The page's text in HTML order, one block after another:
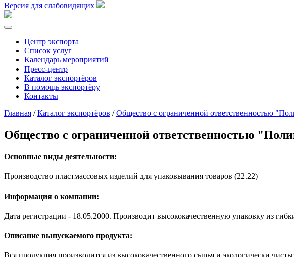
Версия для слабовидящих
Центр экспорта
Список услуг
Календарь мероприятий
Пресс-центр
Каталог экспортёров
В помощь экспортёру
Контакты
Главная /Каталог экспортёров /Общество с ограниченной ответственностью
Общество с ограниченной ответственностью
Основные виды деятельности:
Производство пластмассовых изделий для упаковывания товаров (22.22)
Информация о компании:
Дата регистрации - 18.05.2000. Производит высококачественную упаковку из
Описание выпускаемого продукта: